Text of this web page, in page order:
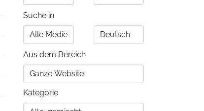
Suche in
Aus dem Bereich
Kategorie